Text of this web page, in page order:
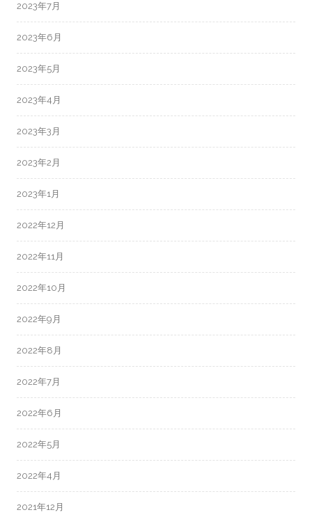
2023年7月
2023年6月
2023年5月
2023年4月
2023年3月
2023年2月
2023年1月
2022年12月
2022年11月
2022年10月
2022年9月
2022年8月
2022年7月
2022年6月
2022年5月
2022年4月
2021年12月